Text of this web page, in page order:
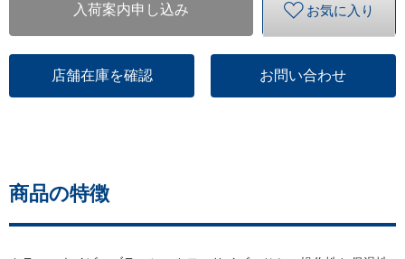
入荷案内申し込み お気に入り
店舗在庫を確認 お問い合わせ
商品の特徴